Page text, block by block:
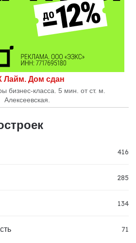
Лайм. Дом сдан
бизнес-класса. 5 мин. от ст. м.
Алексеевская.
416
285
134
71